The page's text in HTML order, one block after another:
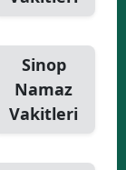
Sinop
Namaz
Vakitleri